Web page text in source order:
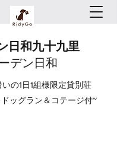
日和九十九里
デン日和
の1日1組様限定貸別荘
ッグラン＆コテージ付~